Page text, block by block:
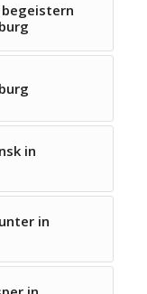
begeistern
in
in